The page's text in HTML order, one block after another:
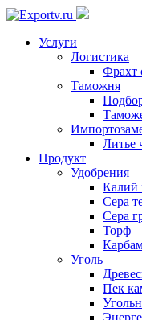
Услуги
Логистика
Фрахт
Таможня
Литье
Продукт
Удобрения
Калий
Сера
Сера
Торф
Уголь
Пек